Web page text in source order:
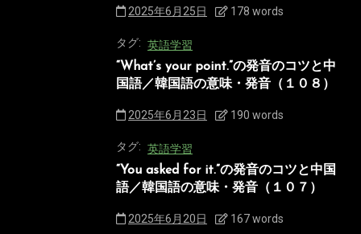
2025年6月25日 178 words
タグ: 英語学習
“What’s your point.”の発音のコツと中
国語／韓国語の意味・発音（１０８）
2025年6月23日 190 words
タグ: 英語学習
“You asked for it.”の発音のコツと中国
語／韓国語の意味・発音（１０７）
2025年6月20日 167 words